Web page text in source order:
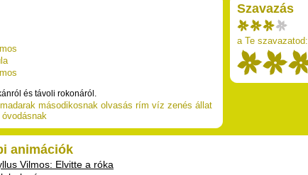
és távoli rokonáról.
madarak másodikosnak olvasás rím víz zenés állat
óvodásnak
Szavazás
a Te szavazatod:
animációk
Vilmos: Elvitte a róka